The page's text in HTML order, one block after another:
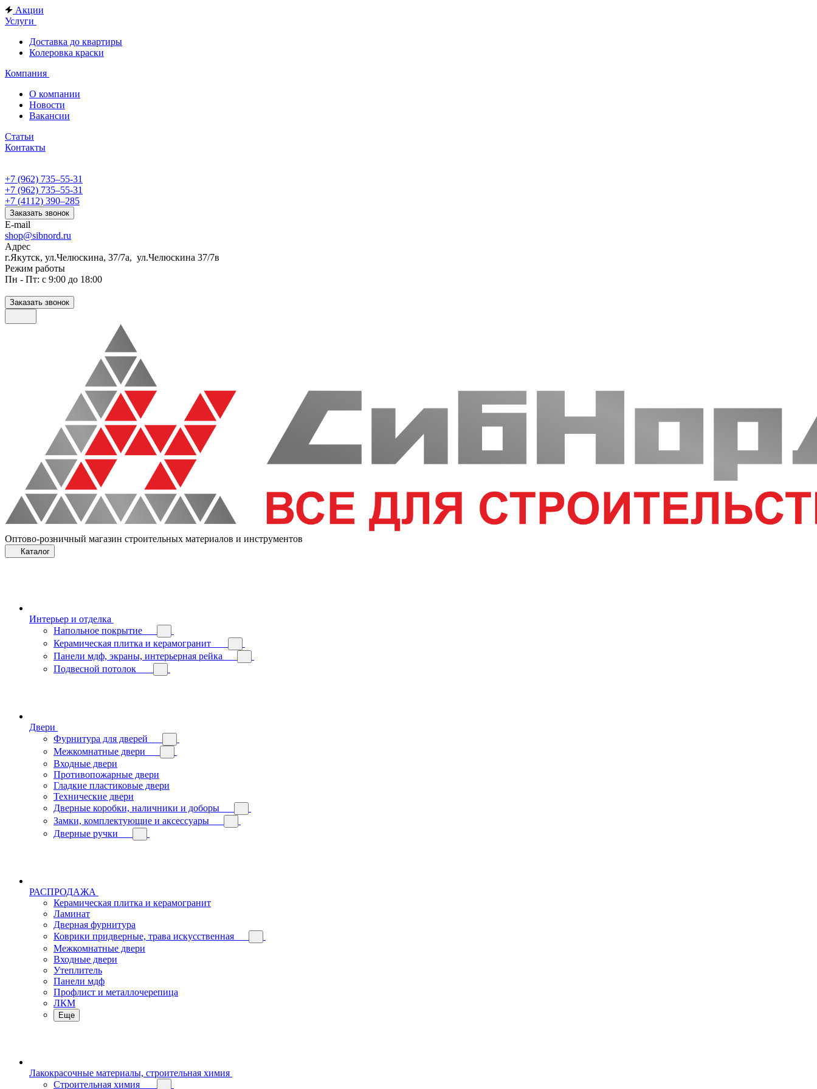
Акции
Услуги
Доставка до квартиры
Колеровка краски
Компания
О компании
Новости
Вакансии
Статьи
Контакты
+7 (962) 735‒55-31
+7 (962) 735‒55-31
+7 (4112) 390‒285
Заказать звонок
E-mail
shop@sibnord.ru
Адрес
​г.Якутск, ул.Челюскина, 37/7а, ул.Челюскина 37/7в
Режим работы
Пн - Пт: с 9:00 до 18:00
Заказать звонок
Оптово-розничный магазин строительных материалов и инструментов
Каталог
Интерьер и отделка
Напольное покрытие
Керамическая плитка и керамогранит
Панели мдф, экраны, интерьерная рейка
Подвесной потолок
Двери
Фурнитура для дверей
Межкомнатные двери
Входные двери
Противопожарные двери
Гладкие пластиковые двери
Технические двери
Дверные коробки, наличники и доборы
Замки, комплектующие и аксессуары
Дверные ручки
РАСПРОДАЖА
Керамическая плитка и керамогранит
Ламинат
Дверная фурнитура
Коврики придверные, трава искусственная
Межкомнатные двери
Входные двери
Утеплитель
Панели мдф
Профлист и металлочерепица
ЛКМ
Еще
Лакокрасочные материалы, строительная химия
Строительная химия